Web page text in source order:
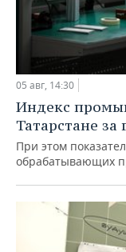
05 авг, 14:30
Индекс
Татарстане за
При этом
обрабатывающих